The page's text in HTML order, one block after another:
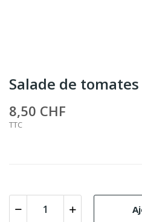
Salade de
8,50 CHF
TTC